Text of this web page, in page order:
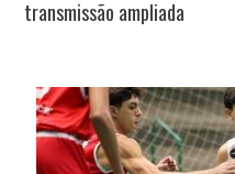
transmissão ampliada